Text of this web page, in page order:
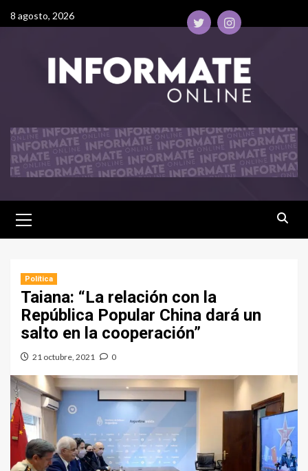
8 agosto, 2026
Política
Taiana: “La relación con la
República Popular China dará un
salto en la cooperación”
21 octubre, 2021 0